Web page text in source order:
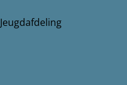
Jeugdafdeling